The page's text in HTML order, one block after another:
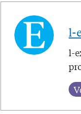
l-
l-